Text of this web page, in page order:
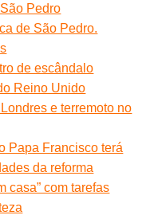
Pedro
de São Pedro.
de escândalo
Reino Unido
e terremoto no
Papa Francisco terá
da reforma
casa” com tarefas